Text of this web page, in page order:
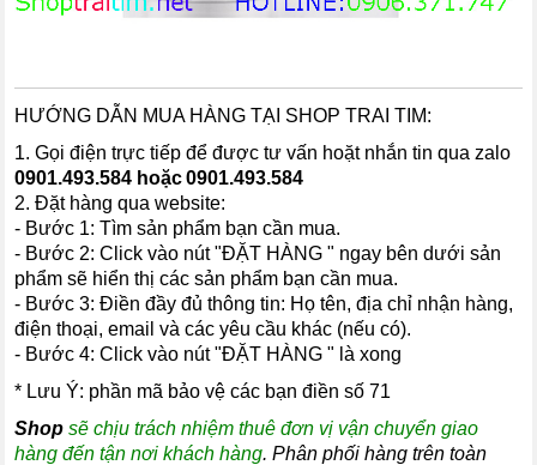
HƯỚNG DẪN MUA HÀNG TẠI SHOP TRAI TIM:
1. Gọi điện trực tiếp để được tư vấn hoặt nhắn tin qua zalo
0901.493.584 hoặc 0901.493.584
2. Đặt hàng qua website:
- Bước 1: Tìm sản phẩm bạn cần mua.
- Bước 2: Click vào nút "ĐẶT HÀNG " ngay bên dưới sản
phẩm sẽ hiển thị các sản phẩm bạn cần mua.
- Bước 3: Điền đầy đủ thông tin: Họ tên, địa chỉ nhận hàng,
điện thoại, email và các yêu cầu khác (nếu có).
- Bước 4: Click vào nút "ĐẶT HÀNG " là xong
* Lưu Ý: phần mã bảo vệ các bạn điền số 71
Shop sẽ chịu trách nhiệm thuê đơn vị vận chuyển giao
hàng đến tận nơi khách hàng. Phân phối hàng trên toàn